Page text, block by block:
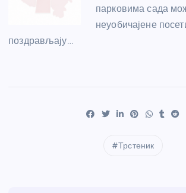
парковима сада
неуобичајене
поздрављају…
Трстеник